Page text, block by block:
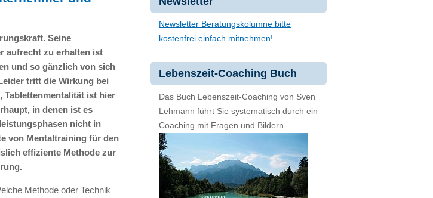
Seine
aufrecht zu erhalten ist
und so gänzlich von sich
tritt die Wirkung bei
Tablettenmentalität ist hier
in denen ist es
nicht in
von Mentaltraining für den
effiziente Methode zur
Methode oder Technik
Newsletter Beratungskolumne bitte
kostenfrei einfach mitnehmen!
Lebenszeit-Coaching Buch
Das Buch Lebenszeit-Coaching von Sven
Lehmann führt Sie systematisch durch ein
Coaching mit Fragen und Bildern.